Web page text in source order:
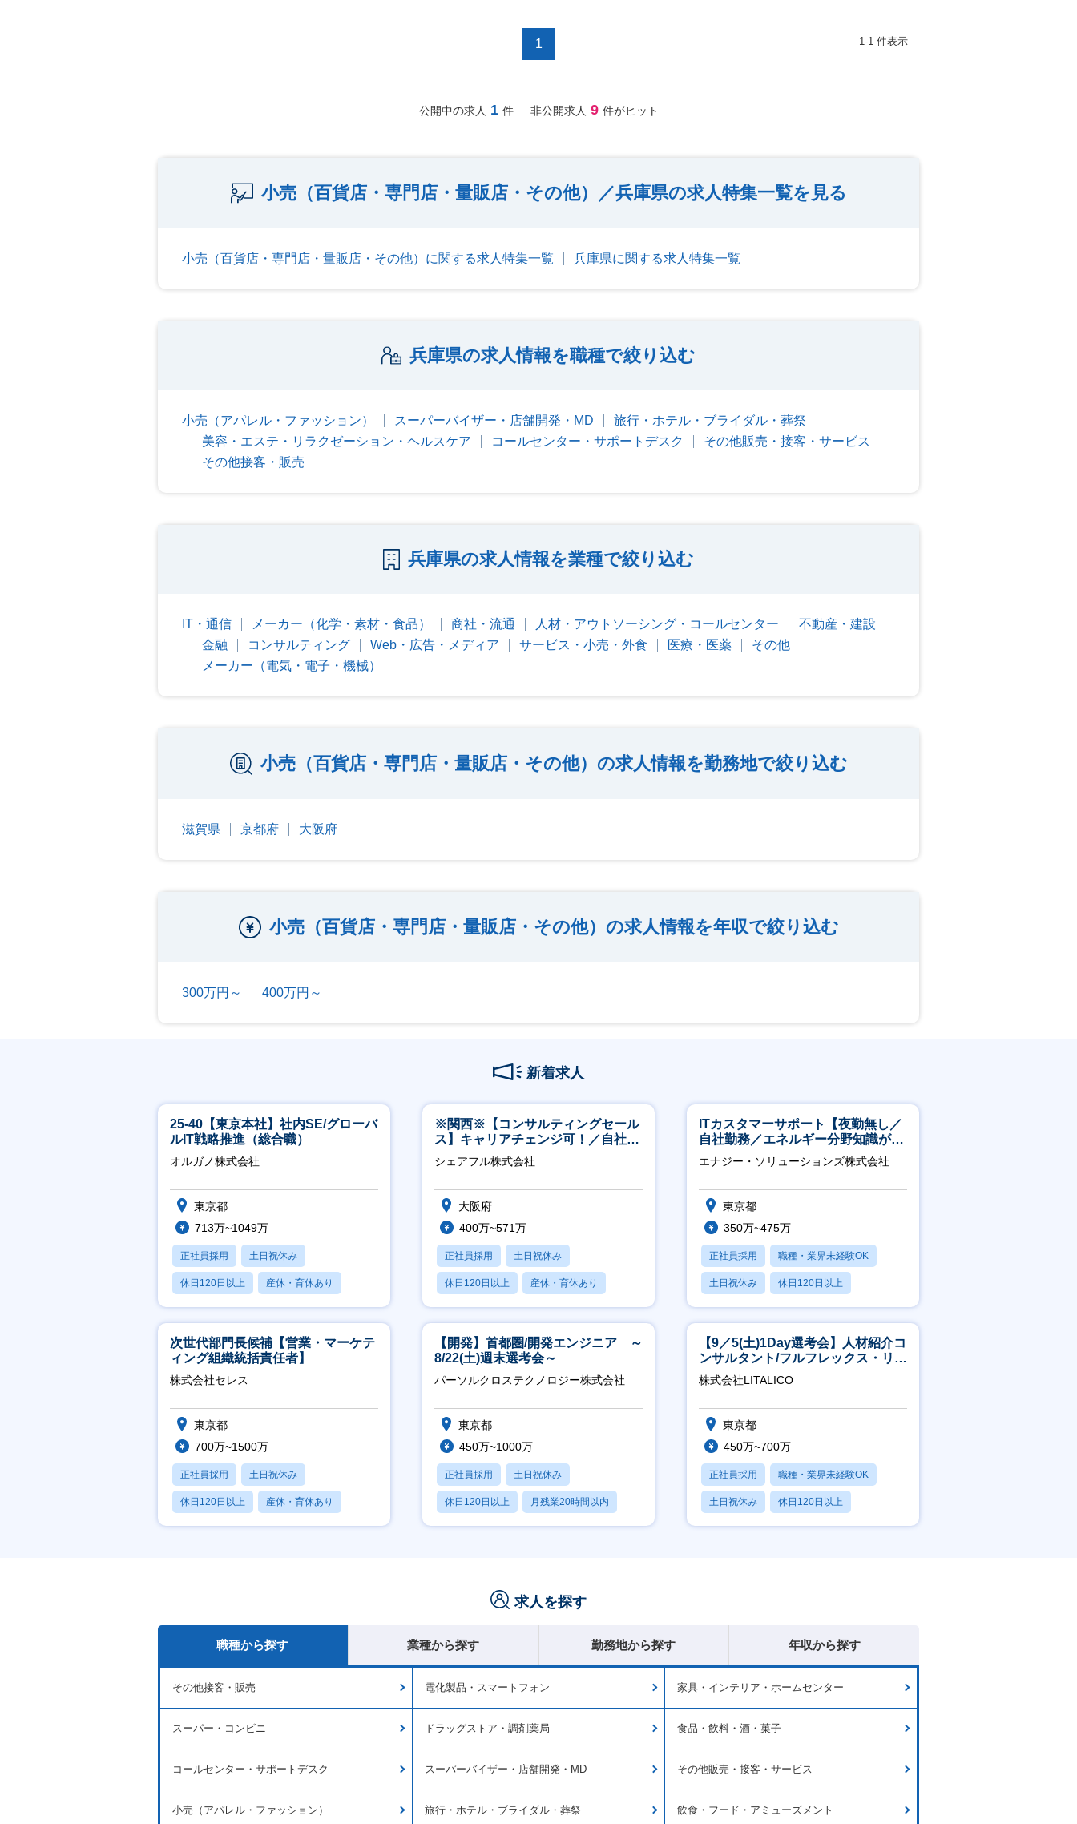
1 1-1 件表示
公開中の求人 1 件 非公開求人 9 件がヒット
小売（百貨店・専門店・量販店・その他）／兵庫県の求人特集一覧を見る
小売（百貨店・専門店・量販店・その他）に関する求人特集一覧 兵庫県に関する求人特集一覧
兵庫県の求人情報を職種で絞り込む
小売（アパレル・ファッション） スーパーバイザー・店舗開発・MD
旅行・ホテル・ブライダル・葬祭
美容・エステ・リラクゼーション・ヘルスケア
コールセンター・サポートデスク
その他販売・接客・サービス
その他接客・販売
兵庫県の求人情報を業種で絞り込む
IT・通信 メーカー（化学・素材・食品） 商社・流通 人材・アウトソーシング・コールセンター
不動産・建設
金融
コンサルティング Web・広告・メディア サービス・小売・外食 医療・医薬
その他
メーカー（電気・電子・機械）
小売（百貨店・専門店・量販店・その他）の求人情報を勤務地で絞り込む
滋賀県 京都府 大阪府
小売（百貨店・専門店・量販店・その他）の求人情報を年収で絞り込む
300万円～ 400万円～
新着求人
25-40【東京本社】社内SE/グローバ
ルIT戦略推進（総合職）
オルガノ株式会社
東京都
713万~1049万
正社員採用 土日祝休み
休日120日以上 産休・育休あり
月残業20時間以内
※関西※【コンサルティングセール
ス】キャリアチェンジ可！／自社サ
ービス『シェアフル』の営業
シェアフル株式会社
大阪府
400万~571万
正社員採用 土日祝休み
休日120日以上 産休・育休あり
賞与あり
ITカスタマーサポート【夜勤無し／
自社勤務／エネルギー分野知識が身
につきます】
エナジー・ソリューションズ株式会社
東京都
350万~475万
正社員採用 職種・業界未経験OK
土日祝休み 休日120日以上
産休・育休あり
次世代部門長候補【営業・マーケテ
ィング組織統括責任者】
株式会社セレス
東京都
700万~1500万
正社員採用 土日祝休み
休日120日以上 産休・育休あり
賞与あり
【開発】首都圏/開発エンジニア ～
8/22(土)週末選考会～
パーソルクロステクノロジー株式会社
東京都
450万~1000万
正社員採用 土日祝休み
休日120日以上 月残業20時間以内
賞与あり
【9／5(土)1Day選考会】人材紹介コ
ンサルタント/フルフレックス・リモ
ート/育休最長6年取得可
株式会社LITALICO
東京都
450万~700万
正社員採用 職種・業界未経験OK
土日祝休み 休日120日以上
産休・育休あり
求人を探す
職種から探す 業種から探す 勤務地から探す 年収から探す
その他接客・販売 電化製品・スマートフォン 家具・インテリア・ホームセンター
スーパー・コンビニ ドラッグストア・調剤薬局 食品・飲料・酒・菓子
コールセンター・サポートデスク スーパーバイザー・店舗開発・MD その他販売・接客・サービス
小売（アパレル・ファッション） 旅行・ホテル・ブライダル・葬祭 飲食・フード・アミューズメント